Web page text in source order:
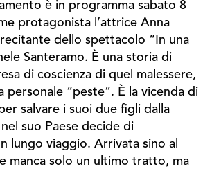
è in programma sabato 8
protagonista l’attrice Anna
dello spettacolo “In una
Santeramo. È una storia di
di coscienza di quel malessere,
personale “peste”. È la vicenda di
salvare i suoi due figli dalla
suo Paese decide di
lungo viaggio. Arrivata sino al
manca solo un ultimo tratto, ma